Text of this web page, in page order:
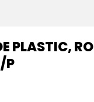
PLASTIC,
P